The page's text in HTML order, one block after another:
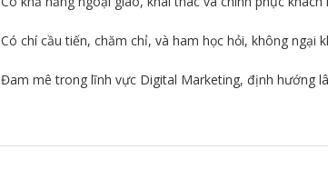
Có chí cầu tiến, chăm chỉ, và ham học hỏi, không ngại
Đam mê trong lĩnh vực Digital Marketing, định hướng